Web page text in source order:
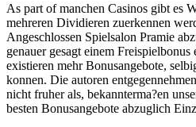
As part of manchen Casinos gibt es
mehreren Dividieren zuerkennen
Angeschlossen Spielsalon Pramie
genauer gesagt einem
existieren mehr Bonusangebote,
konnen. Die autoren
nicht fruher als, bekannterma?en
besten Bonusangebote abzuglich